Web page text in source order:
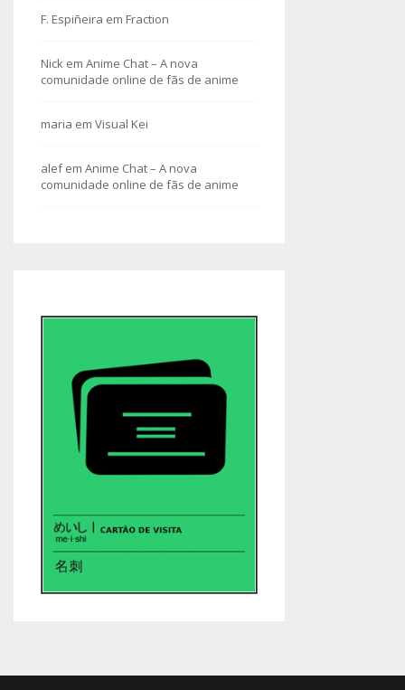
F. Espiñeira em Fraction
Nick em Anime Chat – A nova
comunidade online de fãs de anime
maria em Visual Kei
alefem Anime Chat – A nova
comunidade online de fãs de anime